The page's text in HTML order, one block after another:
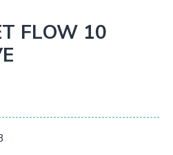
FLOW 10